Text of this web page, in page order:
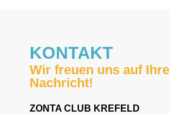
KONTAKT
Wir freuen uns auf Ihre
Nachricht!
ZONTA CLUB KREFELD